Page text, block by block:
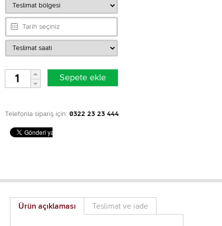
Telefonla sipariş için: 0322 23 23 444
Ürün açıklaması Teslimat ve iade